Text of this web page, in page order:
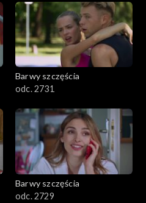
Barwy szczęścia
odc. 2731
Barwy szczęścia
odc. 2729